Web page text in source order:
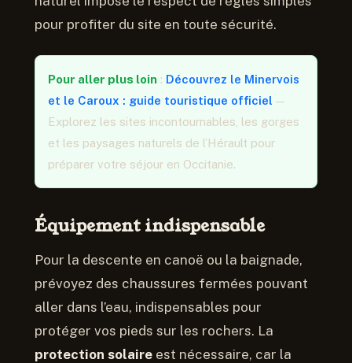
pour profiter du site en toute sécurité.
Pour aller plus loin : Découvrez le Minervois
et le Caroux : guide touristique officiel —
Explorez les sites incontournables, les gorges
et les paysages naturels de l’Hérault pour
préparer votre séjour en Occitanie.
Équipement indispensable
Pour la descente en canoë ou la baignade,
prévoyez des chaussures fermées pouvant
aller dans l’eau, indispensables pour
protéger vos pieds sur les rochers. La
protection solaire est nécessaire, car la